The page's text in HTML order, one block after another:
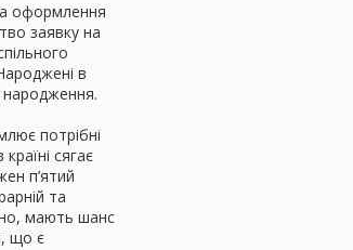
оформлення
заявку на
в
народження.
потрібні
сягає
п’ятий
та
мають шанс
що є